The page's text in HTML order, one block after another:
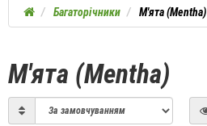
Багаторічники М'ята (Mentha)
М'ята (Mentha)